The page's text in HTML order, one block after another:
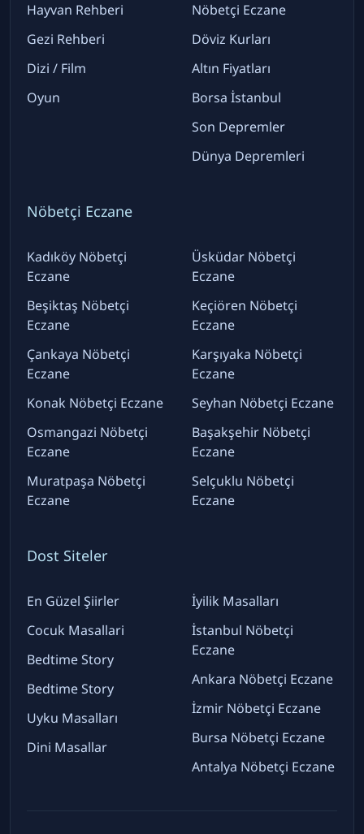
Hayvan Rehberi
Gezi Rehberi
Dizi / Film
Oyun
Nöbetçi Eczane
Döviz Kurları
Altın Fiyatları
Borsa İstanbul
Son Depremler
Dünya Depremleri
Nöbetçi Eczane
Kadıköy Nöbetçi
Eczane
Beşiktaş Nöbetçi
Eczane
Çankaya Nöbetçi
Eczane
Konak Nöbetçi Eczane
Osmangazi Nöbetçi
Eczane
Muratpaşa Nöbetçi
Eczane
Üsküdar Nöbetçi
Eczane
Keçiören Nöbetçi
Eczane
Karşıyaka Nöbetçi
Eczane
Seyhan Nöbetçi Eczane
Başakşehir Nöbetçi
Eczane
Selçuklu Nöbetçi
Eczane
Dost Siteler
En Güzel Şiirler
Cocuk Masallari
Bedtime Story
Bedtime Story
Uyku Masalları
Dini Masallar
İyilik Masalları
İstanbul Nöbetçi
Eczane
Ankara Nöbetçi Eczane
İzmir Nöbetçi Eczane
Bursa Nöbetçi Eczane
Antalya Nöbetçi Eczane